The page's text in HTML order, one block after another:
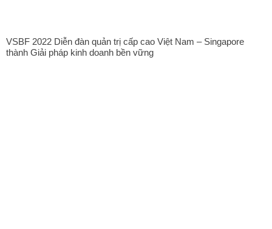
VSBF 2022 Diễn đàn quản trị cấp cao Việt Nam – Singapore
thành Giải pháp kinh doanh bền vững